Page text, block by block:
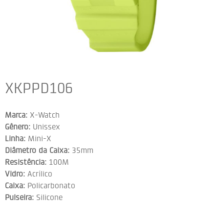
XKPPD106
Marca: X-Watch
Gênero: Unissex
Linha: Mini-X
Diâmetro da Caixa: 35mm
Resistência: 100M
Vidro: Acrílico
Caixa: Policarbonato
Pulseira: Silicone